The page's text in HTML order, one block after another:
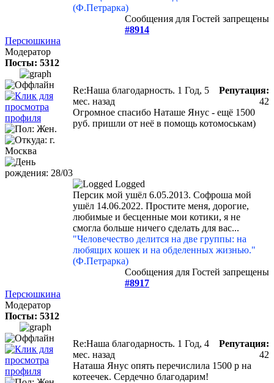
(Ф.Петрарка)
Сообщения для Гостей запрещены
#8914
Персюшкина
Модератор
Посты: 5312
Re:Наша благодарность. 1 Год, 5
мес. назад
Репутация:
42
Огромное спасибо Наташе Янус - ещё 1500
руб. пришли от неё в помощь котомоськам)
Logged
Персик мой ушёл 6.05.2013. Софроша мой
ушёл 14.06.2022. Простите меня, дорогие,
любимые и бесценные мои котики, я не
смогла больше ничего сделать для вас...
"Человечество делится на две группы: на
любящих кошек и на обделенных жизнью."
(Ф.Петрарка)
Сообщения для Гостей запрещены
#8917
Персюшкина
Модератор
Посты: 5312
Re:Наша благодарность. 1 Год, 4
мес. назад
Репутация:
42
Наташа Янус опять перечислила 1500 р на
котеечек. Сердечно благодарим!